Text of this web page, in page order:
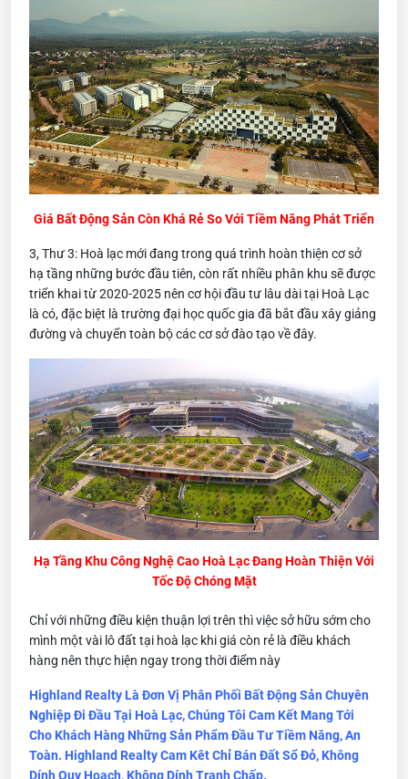
Giá Bất Động Sản Còn Khá Rẻ So Với Tiềm Năng Phát Triển
3, Thư 3: Hoà lạc mới đang trong quá trình hoàn thiện cơ sở
hạ tầng những bước đầu tiên, còn rất nhiều phân khu sẽ được
triển khai từ 2020-2025 nên cơ hội đầu tư lâu dài tại Hoà Lạc
là có, đặc biệt là trường đại học quốc gia đã bắt đầu xây giảng
đường và chuyển toàn bộ các cơ sở đào tạo về đây.
Hạ Tầng Khu Công Nghệ Cao Hoà Lạc Đang Hoàn Thiện Với
Tốc Độ Chóng Mặt
Chỉ với những điều kiện thuận lợi trên thì việc sở hữu sớm cho
mình một vài lô đất tại hoà lạc khi giá còn rẻ là điều khách
hàng nên thực hiện ngay trong thời điểm này
Highland Realty Là Đơn Vị Phân Phối Bất Động Sản Chuyên
Nghiệp Đi Đầu Tại Hoà Lạc, Chúng Tôi Cam Kết Mang Tới
Cho Khách Hàng Những Sản Phẩm Đầu Tư Tiềm Năng, An
Toàn. Highland Realty Cam Kêt Chỉ Bán Đất Sổ Đỏ, Không
Dính Quy Hoạch, Không Dính Tranh Chấp.